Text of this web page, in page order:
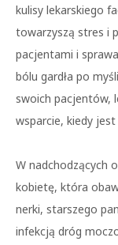
kulisy lekarskiego
towarzyszą stres i
pacjentami i
bólu gardła po
swoich pacjentów,
wsparcie, kiedy
W nadchodzących
kobietę, która
nerki, starszego
infekcją dróg